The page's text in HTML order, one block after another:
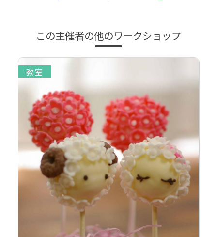
この主催者の他のワークショップ
教室